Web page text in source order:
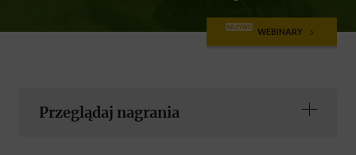
NA ŻYWO WEBINARY
Przeglądaj nagrania